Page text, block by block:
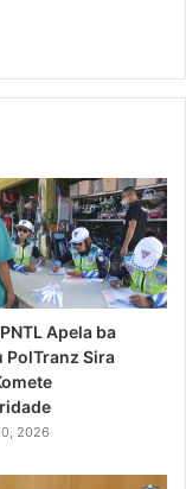
Apela ba
PolTranz Sira
2026